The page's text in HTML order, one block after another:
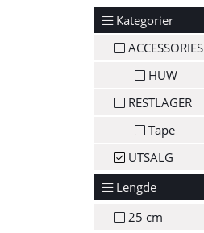
Kategorier
ACCESSORIES
HUW
RESTLAGER
Tape
UTSALG
Lengde
25 cm